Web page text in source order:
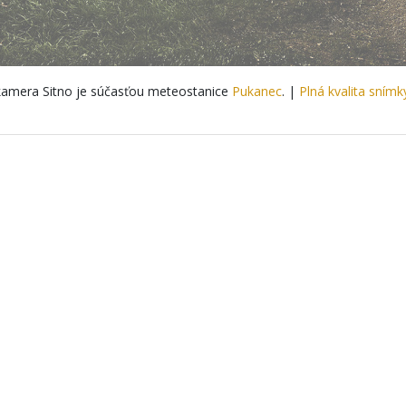
Sitno je súčasťou meteostanice Pukanec. | Plná kvalita